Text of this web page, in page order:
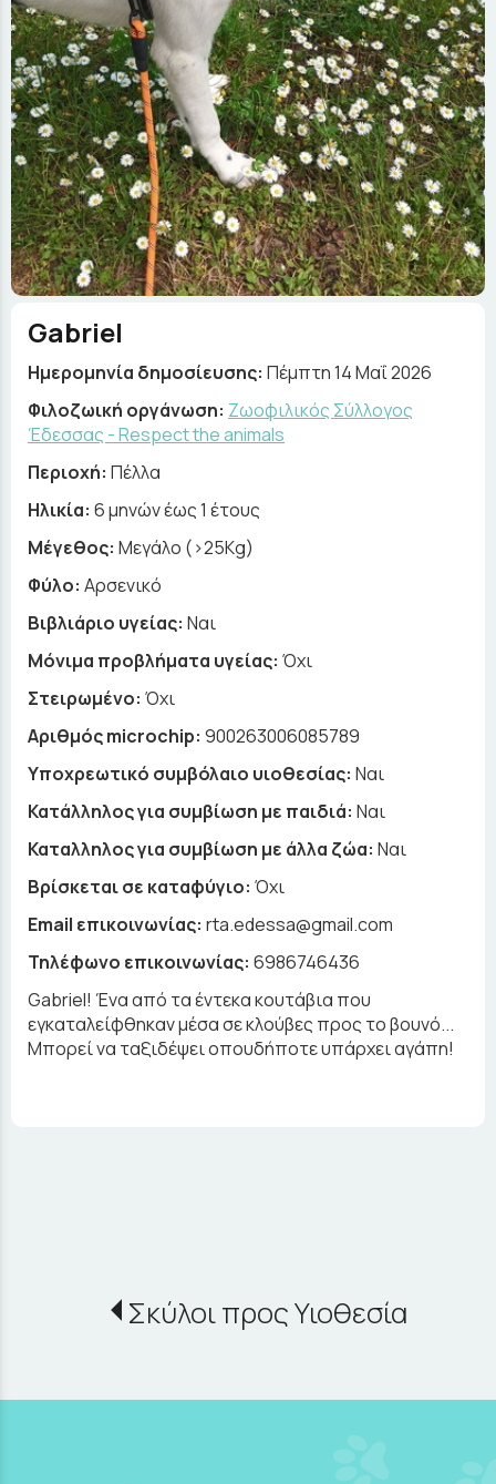
Gabriel
Ημερομηνία δημοσίευσης: Πέμπτη 14 Μαΐ 2026
Φιλοζωική οργάνωση: Ζωοφιλικός Σύλλογος
Έδεσσας - Respect the animals
Περιοχή: Πέλλα
Ηλικία: 6 μηνών έως 1 έτους
Μέγεθος: Μεγάλο (>25Kg)
Φύλο: Αρσενικό
Βιβλιάριο υγείας: Ναι
Μόνιμα προβλήματα υγείας: Όχι
Στειρωμένο: Όχι
Αριθμός microchip: 900263006085789
Υποχρεωτικό συμβόλαιο υιοθεσίας: Ναι
Κατάλληλος για συμβίωση με παιδιά: Ναι
Καταλληλος για συμβίωση με άλλα ζώα: Ναι
Βρίσκεται σε καταφύγιο: Όχι
Email επικοινωνίας: rta.edessa@gmail.com
Τηλέφωνο επικοινωνίας: 6986746436
Gabriel! Ένα από τα έντεκα κουτάβια που
εγκαταλείφθηκαν μέσα σε κλούβες προς το βουνό...
Μπορεί να ταξιδέψει οπουδήποτε υπάρχει αγάπη!
Σκύλοι προς Υιοθεσία